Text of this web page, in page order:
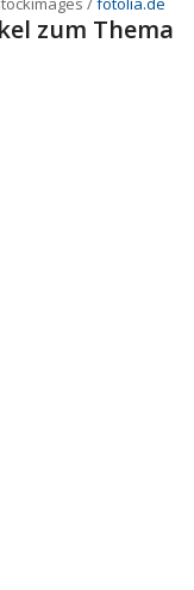
zum Thema